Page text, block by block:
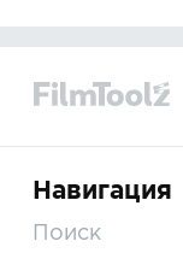
Навигация
Поиск